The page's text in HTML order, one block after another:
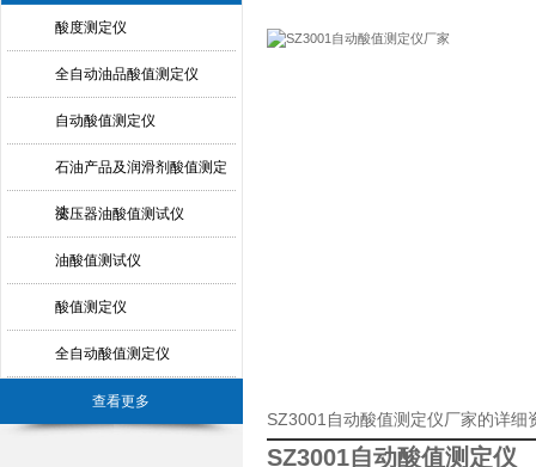
酸度测定仪
全自动油品酸值测定仪
自动酸值测定仪
石油产品及润滑剂酸值测定
法
变压器油酸值测试仪
油酸值测试仪
酸值测定仪
全自动酸值测定仪
查看更多
SZ3001自动酸值测定仪厂家的详细
SZ3001自动酸值测定仪